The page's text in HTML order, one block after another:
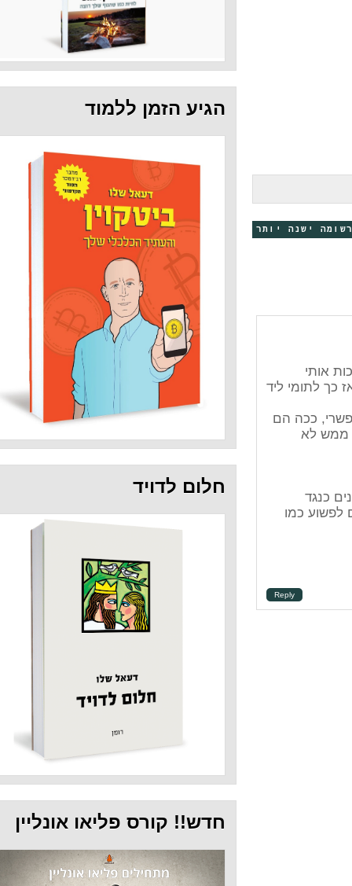
יותר
ליד
הם
הגיע הזמן ללמוד
חלום לדויד
חדש!! קורס פליאו אונליין